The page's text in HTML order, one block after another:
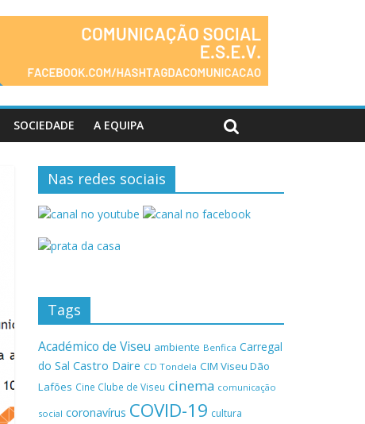
SOCIEDADE A EQUIPA
Nas redes sociais
Tags
Académico de Viseu ambiente Benfica Carregal
do Sal Castro Daire CD Tondela CIM Viseu Dão
Lafões Cine Clube de Viseu cinema comunicação
social coronavírus COVID-19 cultura